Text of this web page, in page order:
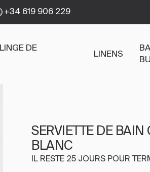
+34 619 906 229
LINGE DE
LINENS
SERVIETTE DE
BLANC
IL RESTE 25 JOURS POUR